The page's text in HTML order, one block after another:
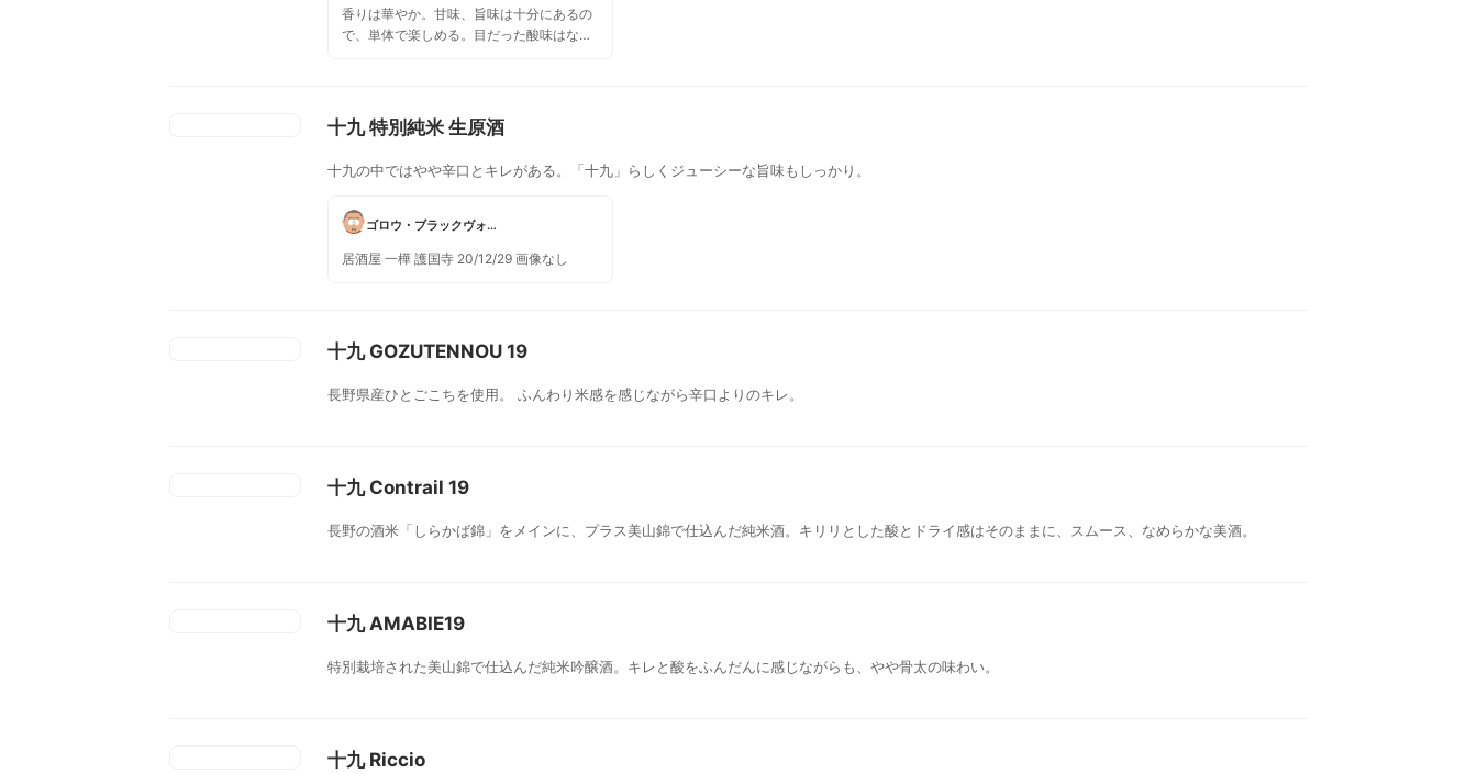
香りは華やか。甘味、旨味は十分にあるの
で、単体で楽しめる。目だった酸味はな
十九 特別純米 生原酒
十九の中ではやや辛口とキレがある。「十九」らしくジューシーな旨味もしっかり。
ゴロウ・ブラックヴォード
居酒屋 一樺 護国寺 20/12/29 画像なし
十九 GOZUTENNOU 19
長野県産ひとごこちを使用。 ふんわり米感を感じながら辛口よりのキレ。
十九 Contrail 19
長野の酒米「しらかば錦」をメインに、プラス美山錦で仕込んだ純米酒。キリリとした酸とドライ感はそのままに、スムース、なめらかな美酒。
十九 AMABIE19
特別栽培された美山錦で仕込んだ純米吟醸酒。キレと酸をふんだんに感じながらも、やや骨太の味わい。
十九 Riccio